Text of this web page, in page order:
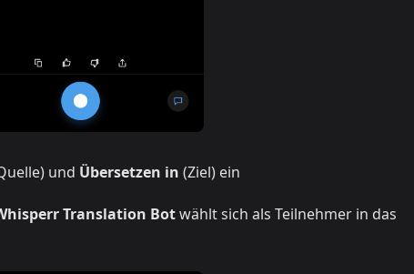
und Übersetzen in (Ziel) ein
Translation Botwählt sich als Teilnehmer in das